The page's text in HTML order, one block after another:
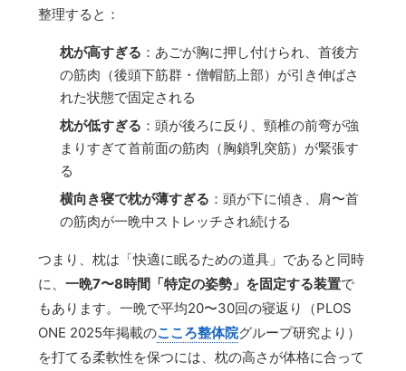
整理すると：
枕が高すぎる ：あごが胸に押し付けられ、首後方
の筋肉（後頭下筋群・僧帽筋上部）が引き伸ばさ
れた状態で固定される
枕が低すぎる ：頭が後ろに反り、頸椎の前弯が強
まりすぎて首前面の筋肉（胸鎖乳突筋）が緊張す
る
横向き寝で枕が薄すぎる ：頭が下に傾き、肩〜首
の筋肉が一晩中ストレッチされ続ける
つまり、枕は「快適に眠るための道具」であると同時
に、一晩7〜8時間「特定の姿勢」を固定する装置で
もあります。一晩で平均20〜30回の寝返り（PLOS
ONE 2025年掲載のこころ整体院グループ研究より）
を打てる柔軟性を保つには、枕の高さが体格に合って